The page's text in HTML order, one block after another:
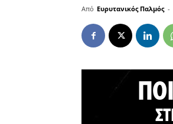
Από Ευρυτανικός Παλμός -